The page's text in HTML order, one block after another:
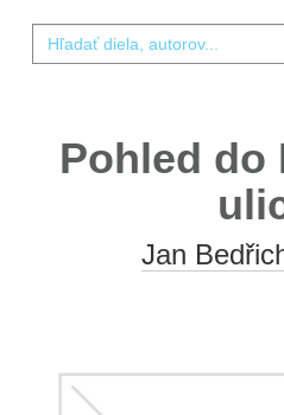
Pohled do
Jan